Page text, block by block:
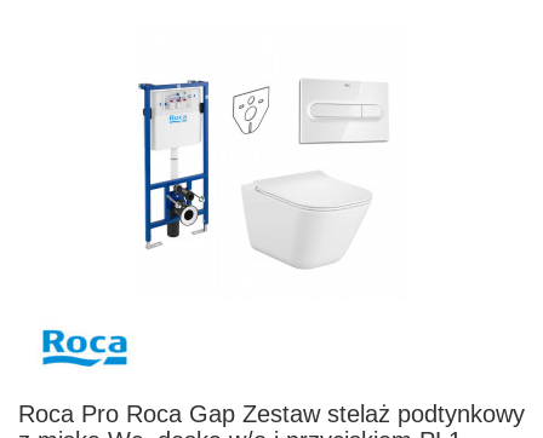
Roca Pro Roca Gap Zestaw stelaż podtynkowy